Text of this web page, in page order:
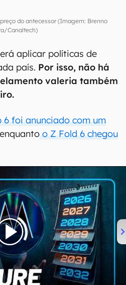
do antecessor (Imagem: Brenno
Canaltech)
aplicar políticas de
país. Por isso, não há
valeria também
6 foi anunciado com um
enquanto o Z Fold 6 chegou